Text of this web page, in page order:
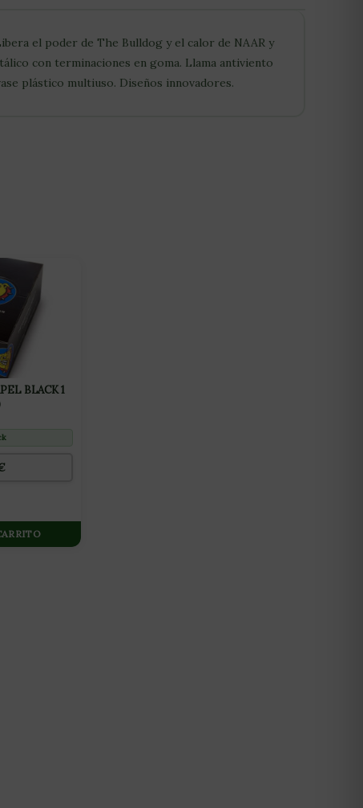
el poder de The Bulldog y el calor de NAAR y
con terminaciones en goma. Llama antiviento
plástico multiuso. Diseños innovadores.
BLACK 1